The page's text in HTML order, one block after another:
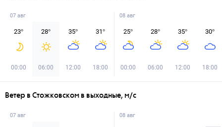
07 авг
23°
00:00
28°
06:00
35°
12:00
31°
18:00
08 авг
25°
00:00
28°
06:00
35°
12:00
30°
18:00
Ветер в Стожковском в выходные, м/с
07 авг 08 авг